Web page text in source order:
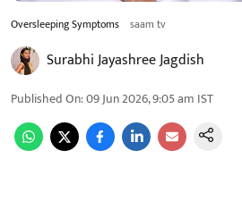
Oversleeping Symptoms saam tv
Surabhi Jayashree Jagdish
Published On:09 Jun 2026, 9:05 am IST